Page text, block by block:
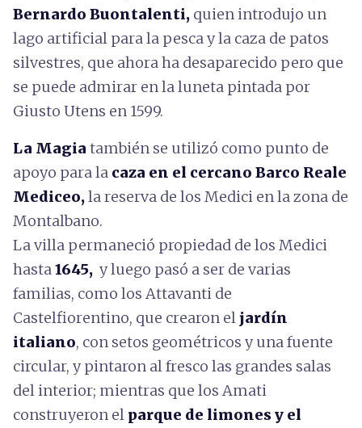
Bernardo Buontalenti, quien introdujo un
lago artificial para la pesca y la caza de patos
silvestres, que ahora ha desaparecido pero que
se puede admirar en la luneta pintada por
Giusto Utens en 1599.
La Magia también se utilizó como punto de
apoyo para la caza en el cercano Barco Reale
Mediceo,la reserva de los Medici en la zona de
Montalbano.
La villa permaneció propiedad de los Medici
hasta1645, y luego pasó a ser de varias
familias, como los Attavanti de
Castelfiorentino, que crearon eljardín
italiano, con setos geométricos y una fuente
circular, y pintaron al fresco las grandes salas
del interior; mientras que los Amati
construyeron el parque de limones y el